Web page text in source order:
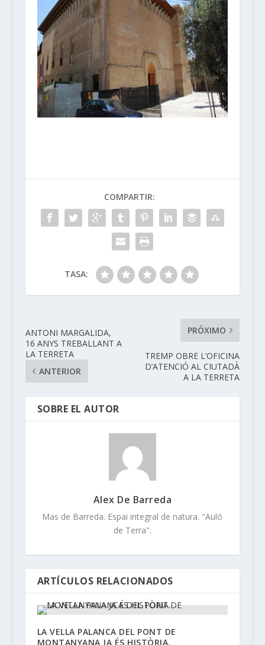
COMPARTIR:
TASA:
ANTONI MARGALIDA,
16 ANYS TREBALLANT A
LA TERRETA
ANTERIOR
PRÓXIMO
TREMP OBRE L’OFICINA
D’ATENCIÓ AL CIUTADÀ
A LA TERRETA
SOBRE EL AUTOR
Alex De Barreda
Mas de Barreda. Espai integral de natura. "Auló
de Terra".
ARTÍCULOS RELACIONADOS
LA VELLA PALANCA DEL PONT DE
MONTANYANA JA ÉS HISTÒRIA.